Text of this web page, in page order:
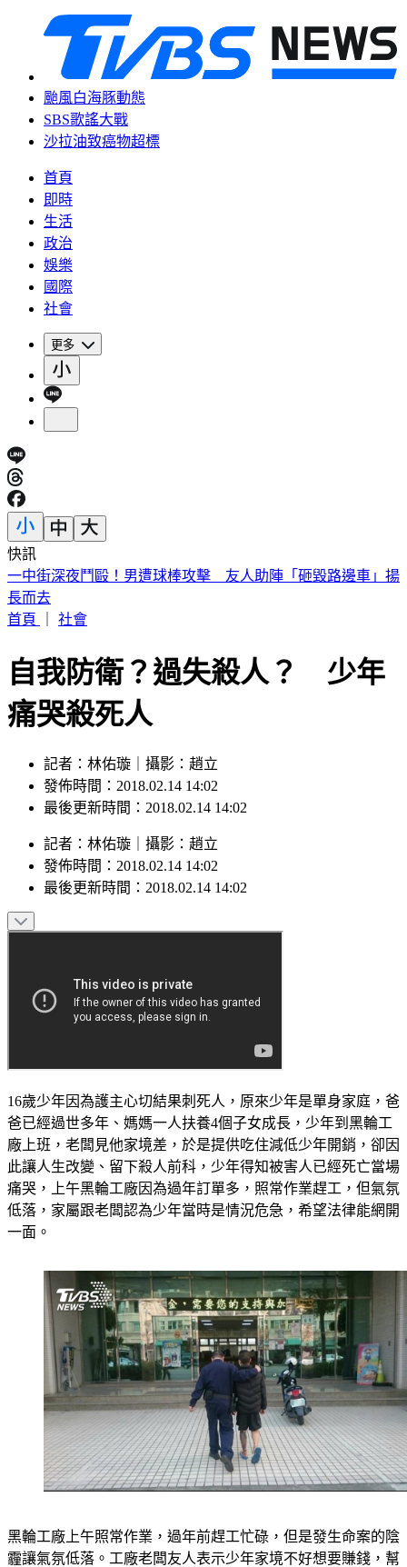
颱風白海豚動態
SBS歌謠大戰
沙拉油致癌物超標
首頁
即時
生活
政治
娛樂
國際
社會
更多
快訊
一中街深夜鬥毆！男遭球棒攻擊 友人助陣「砸毀路邊車」揚
長而去
首頁
社會
自我防衛？過失殺人？ 少年
痛哭殺死人
記者：林佑璇｜攝影：趙立
發佈時間：2018.02.14 14:02
最後更新時間：2018.02.14 14:02
記者 ： 林佑璇 攝影 ： 趙立
發佈時間： 2018.02.14 14:02
最後更新時間： 2018.02.14 14:02
16歲少年因為護主心切結果刺死人，原來少年是單身家庭，爸
爸已經過世多年、媽媽一人扶養4個子女成長，少年到黑輪工
廠上班，老闆見他家境差，於是提供吃住減低少年開銷，卻因
此讓人生改變、留下殺人前科，少年得知被害人已經死亡當場
痛哭，上午黑輪工廠因為過年訂單多，照常作業趕工，但氣氛
低落，家屬跟老闆認為少年當時是情況危急，希望法律能網開
一面。
黑輪工廠上午照常作業，過年前趕工忙碌，但是發生命案的陰
霾讓氣氛低落。工廠老闆友人表示少年家境不好想要賺錢，幫